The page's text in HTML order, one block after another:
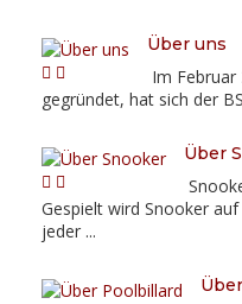
Über uns
Im
gegründet, hat sich der
Über
Gespielt wird Snooker
jeder ...